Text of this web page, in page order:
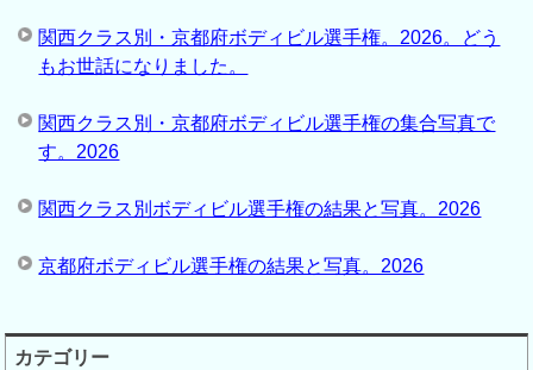
関西クラス別・京都府ボディビル選手権。2026。どう
もお世話になりました。
関西クラス別・京都府ボディビル選手権の集合写真で
す。2026
関西クラス別ボディビル選手権の結果と写真。2026
京都府ボディビル選手権の結果と写真。2026
カテゴリー